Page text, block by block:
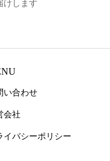
けします
い合わせ
会社
イバシーポリシー